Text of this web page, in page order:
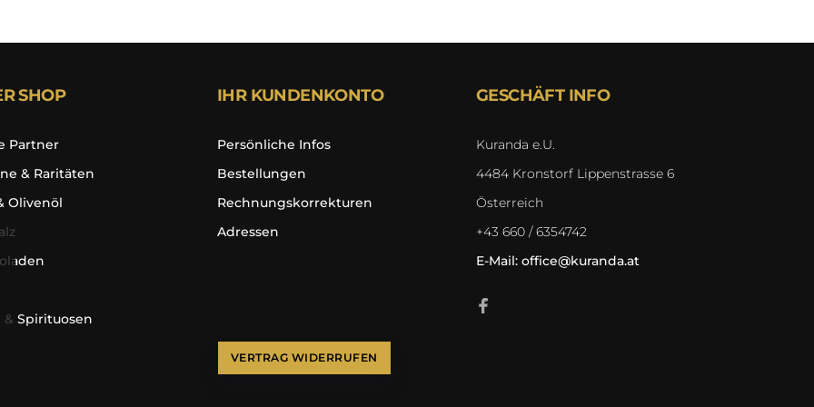
SHOP
Partner
& Raritäten
Olivenöl
& Spirituosen
IHR KUNDENKONTO
Persönliche Infos
Bestellungen
Rechnungskorrekturen
Adressen
GESCHÄFT INFO
Kuranda e.U.
4484 Kronstorf Lippenstrasse 6
Österreich
+43 660 / 6354742
E-Mail: office@kuranda.at
VERTRAG WIDERRUFEN